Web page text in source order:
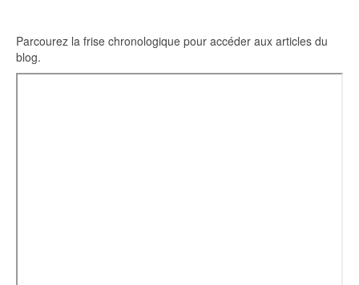
Parcourez la frise chronologique pour accéder aux articles du
blog.